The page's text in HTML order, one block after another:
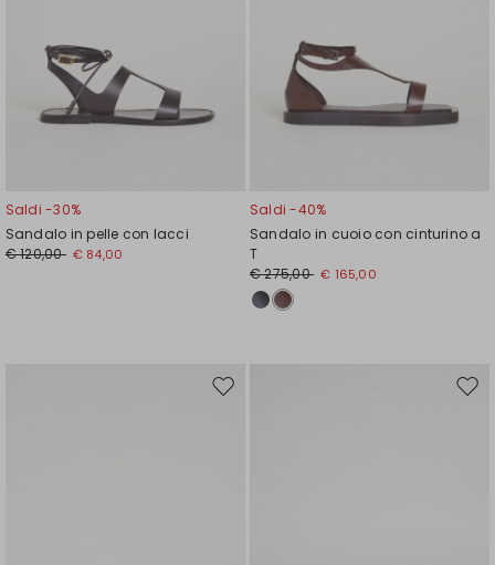
Saldi -30%
Sandalo in pelle con lacci
€ 120,00 € 84,00
Saldi -40%
Sandalo in cuoio con cinturino a
T
€ 275,00 € 165,00
Sposta